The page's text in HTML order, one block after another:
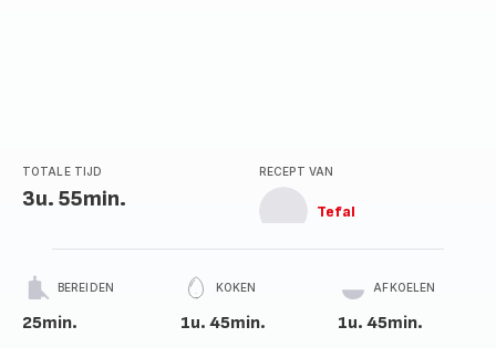
TOTALE TIJD
3u. 55min.
RECEPT VAN
Tefal
BEREIDEN
25min.
KOKEN
1u. 45min.
AFKOELEN
1u. 45min.